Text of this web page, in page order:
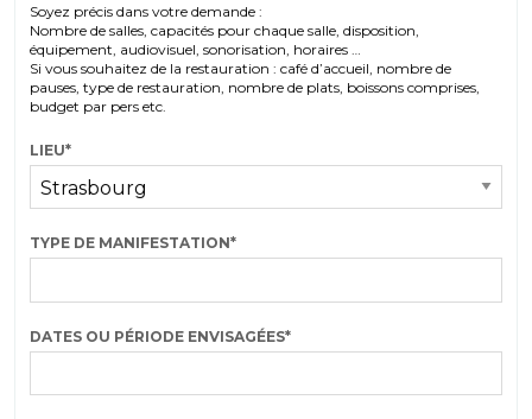
Soyez précis dans votre demande :
Nombre de salles, capacités pour chaque salle, disposition,
équipement, audiovisuel, sonorisation, horaires …
Si vous souhaitez de la restauration : café d’accueil, nombre de
pauses, type de restauration, nombre de plats, boissons comprises,
budget par pers etc.
LIEU*
TYPE DE MANIFESTATION*
DATES OU PÉRIODE ENVISAGÉES*